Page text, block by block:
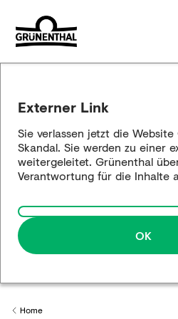
Historische
Externer Link
Sie verlassen jetzt die
Skandal. Sie werden zu einer
weitergeleitet. Grünenthal
Verantwortung für die Inhalte
OK
Back to
Home